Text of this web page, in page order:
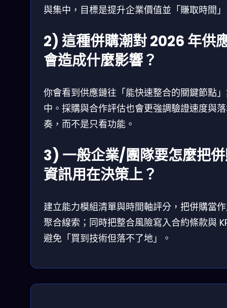
與集中，目標是提升企業價值並「賺取時間
2) 這種併購潮對 2026 年供
會造成什麼影響？
你會看到供應鏈往「能快速整合的關鍵節點
中。採購與合作評估也會更強調驗證速度與
奏，而不是只看功能。
3) 一般企業/團隊要怎麼把
資訊用在決策上？
建立能力模組清單與時間軸評分，把併購當
聚合線索；同時把整合風險寫入合約條款與
避免「買到技術但落不了地」。